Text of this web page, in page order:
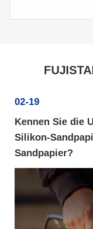
02-19
Kennen Sie die
Silikon-
Sandpapier?